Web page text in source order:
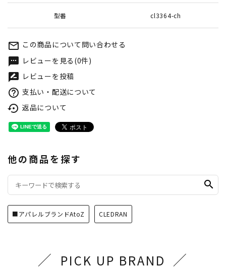
型番 cl3364-ch
mail_outline この商品について問い合わせる
textsms レビューを見る(0件)
rate_review レビューを投稿
help_outline 支払い・配送について
settings_backup_restore 返品について
他の商品を探す
search
■アパレルブランドAtoZ CLEDRAN
PICK UP BRAND